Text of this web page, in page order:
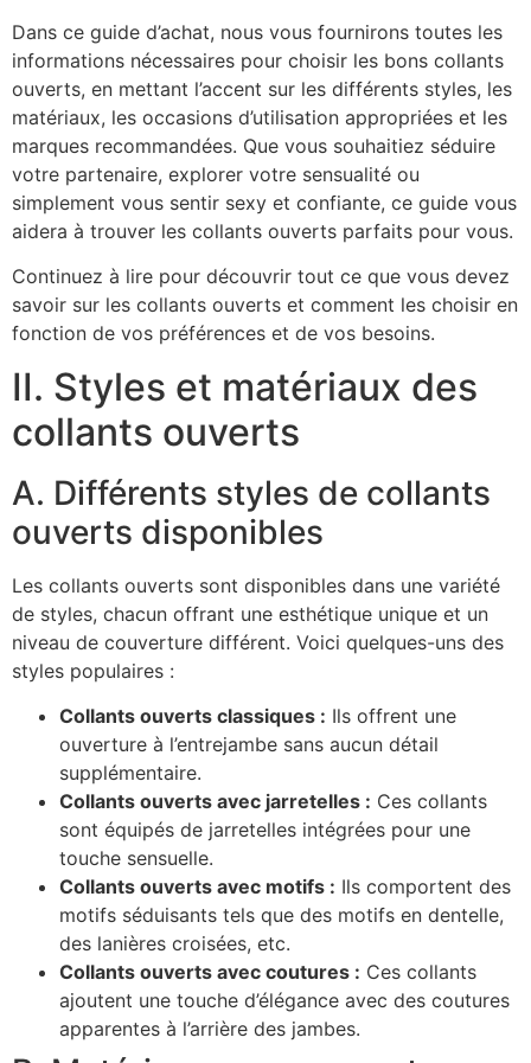
Dans ce guide d’achat, nous vous fournirons toutes les
informations nécessaires pour choisir les bons collants
ouverts, en mettant l’accent sur les différents styles, les
matériaux, les occasions d’utilisation appropriées et les
marques recommandées. Que vous souhaitiez séduire
votre partenaire, explorer votre sensualité ou
simplement vous sentir sexy et confiante, ce guide vous
aidera à trouver les collants ouverts parfaits pour vous.
Continuez à lire pour découvrir tout ce que vous devez
savoir sur les collants ouverts et comment les choisir en
fonction de vos préférences et de vos besoins.
II. Styles et matériaux des
collants ouverts
A. Différents styles de collants
ouverts disponibles
Les collants ouverts sont disponibles dans une variété
de styles, chacun offrant une esthétique unique et un
niveau de couverture différent. Voici quelques-uns des
styles populaires :
Collants ouverts classiques : Ils offrent une
ouverture à l’entrejambe sans aucun détail
supplémentaire.
Collants ouverts avec jarretelles : Ces collants
sont équipés de jarretelles intégrées pour une
touche sensuelle.
Collants ouverts avec motifs : Ils comportent des
motifs séduisants tels que des motifs en dentelle,
des lanières croisées, etc.
Collants ouverts avec coutures : Ces collants
ajoutent une touche d’élégance avec des coutures
apparentes à l’arrière des jambes.